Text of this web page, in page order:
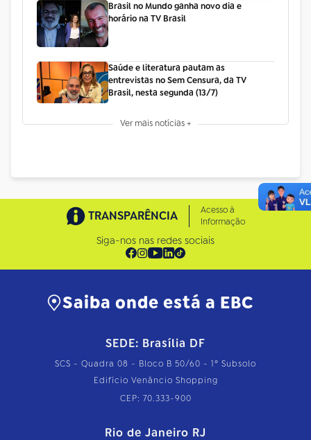
Brasil no Mundo ganha novo dia e
horário na TV Brasil
Saúde e literatura pautam as
entrevistas no Sem Censura, da TV
Brasil, nesta segunda (13/7)
Ver mais notícias +
TRANSPARÊNCIA
Acesso à
Informação
Siga-nos nas redes sociais
Saiba onde está a EBC
SEDE: Brasília DF
SCS - Quadra 08 - Bloco B 50/60 - 1º Subsolo
Edifício Venâncio Shopping
CEP: 70.333-900
Rio de Janeiro RJ